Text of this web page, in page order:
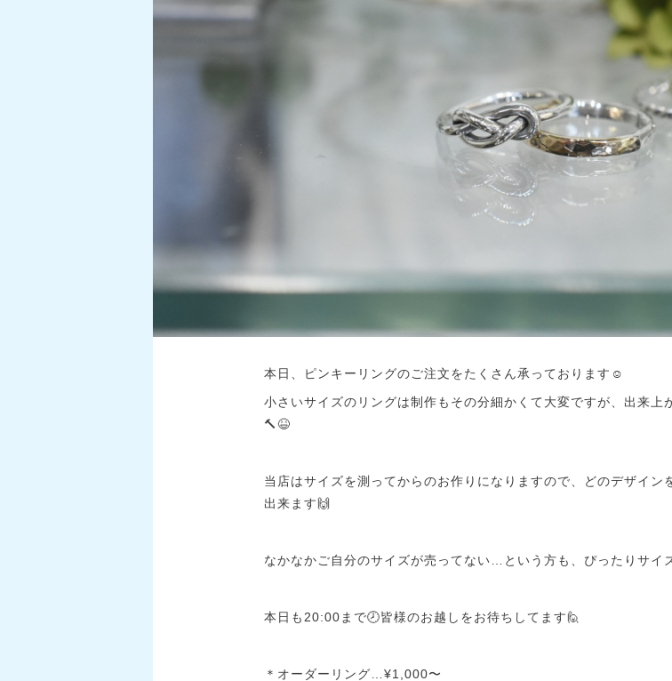
本日、ピンキーリングのご注文をたくさん承っております☺️
小さいサイズのリングは制作もその分細かくて大変ですが、出来上
🔨😆
当店はサイズを測ってからのお作りになりますので、どのデザイン
出来ます🙌
なかなかご自分のサイズが売ってない…という方も、ぴったりサイ
本日も20:00まで🕗皆様のお越しをお待ちしてます🙋
＊オーダーリング…¥1,000〜